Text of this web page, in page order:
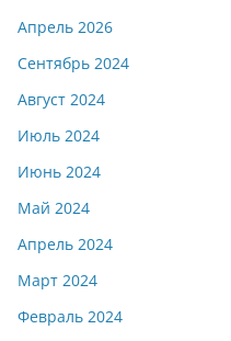
Апрель 2026
Сентябрь 2024
Август 2024
Июль 2024
Июнь 2024
Май 2024
Апрель 2024
Март 2024
Февраль 2024